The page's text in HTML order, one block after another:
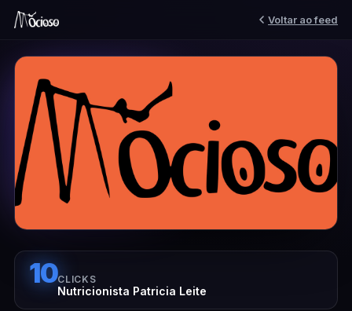
Voltar ao feed
10CLICKS
Nutricionista Patricia Leite